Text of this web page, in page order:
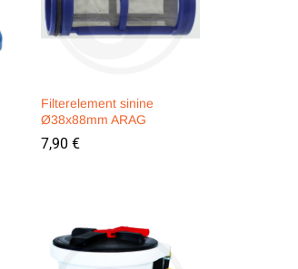
Filterelement sinine
Ø38x88mm ARAG
7,90 €
7,90 €